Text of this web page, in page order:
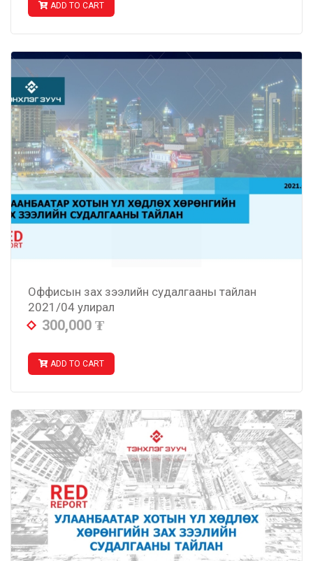
ADD TO CART
Оффисын зах зээлийн судалгааны тайлан
2021/04 улирал
300,000 ₮
ADD TO CART